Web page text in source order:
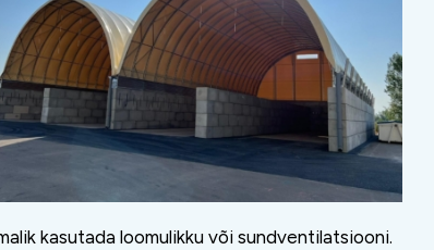
kasutada loomulikku või sundventilatsiooni.